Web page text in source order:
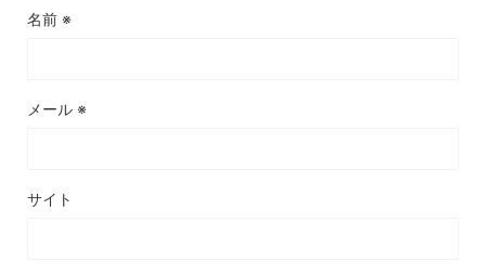
名前 ※
メール ※
サイト